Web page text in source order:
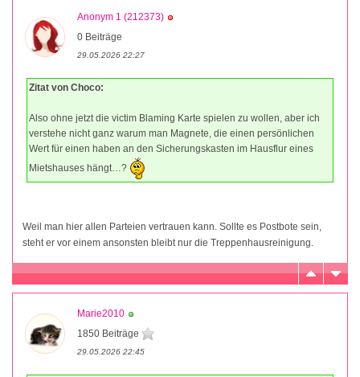
Anonym 1 (212373)
0 Beiträge
29.05.2026 22:27
Zitat von Choco:
Also ohne jetzt die victim Blaming Karte spielen zu wollen, aber ich
verstehe nicht ganz warum man Magnete, die einen persönlichen
Wert für einen haben an den Sicherungskasten im Hausflur eines
Mietshauses hängt…?
Weil man hier allen Parteien vertrauen kann. Sollte es Postbote sein,
steht er vor einem ansonsten bleibt nur die Treppenhausreinigung.
Marie2010
1850 Beiträge
29.05.2026 22:45